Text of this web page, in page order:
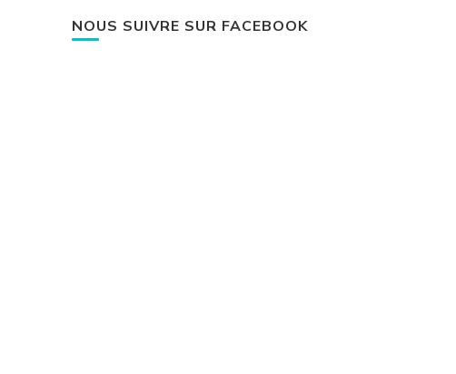
NOUS SUIVRE SUR FACEBOOK